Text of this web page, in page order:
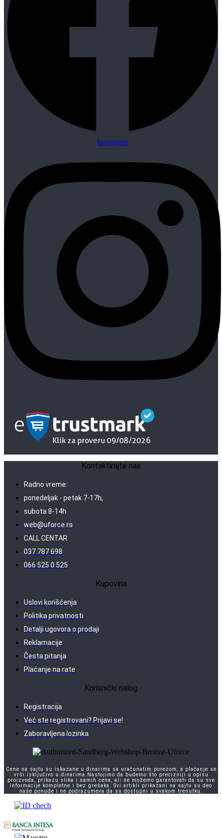
Instagram
Kontaktirajte nas
Radno vreme:
ponedeljak - petak 7-17h,
subota 8-14h
web@uforce.rs
CALL CENTAR
037 787 698
066 525 0 525
Kupovina
Uslovi korišćenja
Politika privatnosti
Detalji ugovora o prodaji
Reklamacije
Česta pitanja
Plaćanje na rate
Korisnički nalog
Registracija
Već ste registrovani? Prijavi se!
Zaboravljena lozinka
Cene na sajtu su iskazane u dinarima sa uračunatim porezom, a plaćanje se
vrši isključivo u dinarima.Nastojimo da budemo što precizniji u opisu
proizvoda, prikazu slika i samih cena, ali ne možemo garantovati da su sve
informacije kompletne i bez grešaka. Svi artikli prikazani na sajtu su deo
naše ponude i ne podrazumeva da su dostupni u svakom trenutku.